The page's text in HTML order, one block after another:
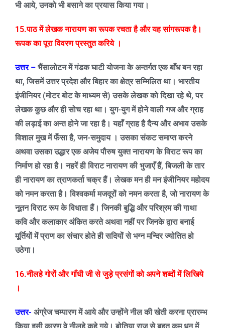
भी आये,उनको भी बसाने का प्रयास किया गया।
15.पाठ में लेखक नारायण का रूपक रचता है और यह सांगरूपक है।
रूपक का पूरा विवरण प्रस्तुत करिये ।
उत्तर – भैंसालोटन में गंडक घाटी योजना के अन्तर्गत एक बाँध बन रहा
था,जिसमें उत्तर प्रदेश और बिहार का क्षेत्र सम्मिलित था। भारतीय
इंजीनियर (मोटर बोट के माध्यम से) उसके लेखक को दिखा रहे थे,पर
लेखक कुछ और ही सोच रहा था। युग-युग में होने वाली गज और ग्राह
की लड़ाई का अन्त होने जा रहा है। यहाँ ग्राह है दैन्य और अभाव उसके
विशाल मुख में फँसा है,जन-समुदाय । उसका संकट समाप्त करने
अथवा उसका उद्धार एक अजेय पौरुष युक्त नारायण के विराट रूप का
निर्माण हो रहा है। नहरें ही विराट नारायण की भुजाएँ हैं,बिजली के तार
ही नारायण का त्राणकर्ता चक्र हैं। लेखक मन ही मन इंजीनियर महोदय
को नमन करता है। विश्वकर्मा मजदूरों को नमन करता है,जो नारायण के
नूतन विराट रूप के विधाता हैं। जिनकी बुद्धि और परिश्रम की गाथा
कवि और कलाकार अंकित करते अथवा नहीं पर जिनके द्वारा बनाई
मूर्तियों में प्राण का संचार होते ही सदियों से भग्न मन्दिर ज्योतित हो
उठेगा।
16.नीलहे गोरों और गाँधी जी से जुड़े प्रसंगों को अपने शब्दों में लिखिये
।
उत्तर- अंग्रेज चम्पारण में आये और उन्होंने नील की खेती करना प्रारम्भ